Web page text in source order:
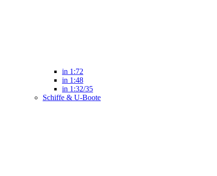
in 1:72
in 1:48
in 1:32/35
Schiffe & U-Boote